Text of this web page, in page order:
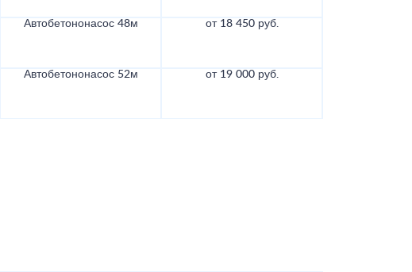
Автобетононасос 48м от 18 450 руб.
Автобетононасос 52м от 19 000 руб.